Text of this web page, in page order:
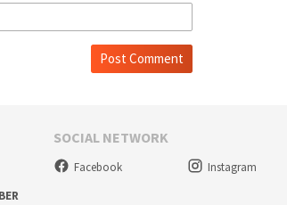
SOCIAL NETWORK
Facebook Instagram